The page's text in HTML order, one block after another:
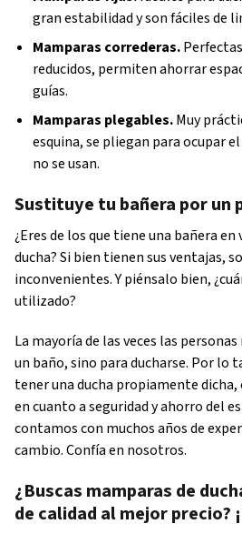
gran estabilidad y son fáciles de
Mamparas correderas.
reducidos, permiten ahorrar
guías.
Mamparas plegables.Muy
esquina, se pliegan para ocupar
no se usan.
Sustituye tu bañera por un
¿Eres de los que tiene una bañera en
ducha? Si bien tienen sus ventajas,
inconvenientes. Y piénsalo bien,
utilizado?
La mayoría de las veces las
un baño, sino para ducharse. Por lo
tener una ducha propiamente
en cuanto a seguridad y ahorro del
contamos con muchos años de
cambio. Confía en nosotros.
¿Buscas mamparas de
de calidad al mejor precio?